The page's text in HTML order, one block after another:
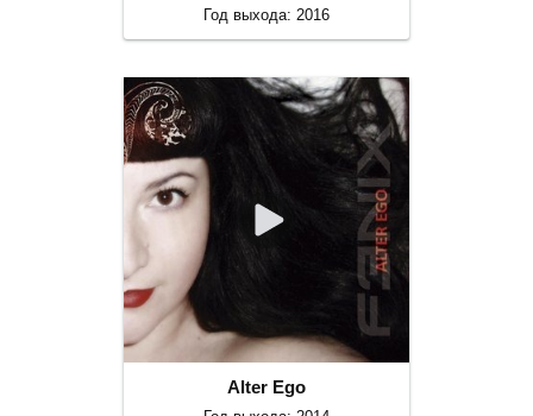
Год выхода: 2016
Alter Ego